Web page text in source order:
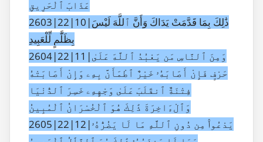
عَذَابَ ٱلْحَرِيقِ
2603|22|10|ذَٰلِكَ بِمَا قَدَّمَتْ يَدَاكَ وَأَنَّ ٱللَّهَ لَيْسَ
بِظَلَّٰمٍ لِّلْعَبِيدِ
2604|22|11|وَمِنَ ٱلنَّاسِ مَن يَعْبُدُ ٱللَّهَ عَلَىٰ
حَرْفٍ فَإِنْ أَصَابَهُۥ خَيْرٌ ٱطْمَأَنَّ بِهِۦ وَإِنْ أَصَابَتْهُ
فِتْنَةٌ ٱنقَلَبَ عَلَىٰ وَجْهِهِۦ خَسِرَ ٱلدُّنْيَا
وَٱلْءَاخِرَةَ ذَٰلِكَ هُوَ ٱلْخُسْرَانُ ٱلْمُبِينُ
2605|22|12|يَدْعُوا۟ مِن دُونِ ٱللَّهِ مَا لَا يَضُرُّهُۥ